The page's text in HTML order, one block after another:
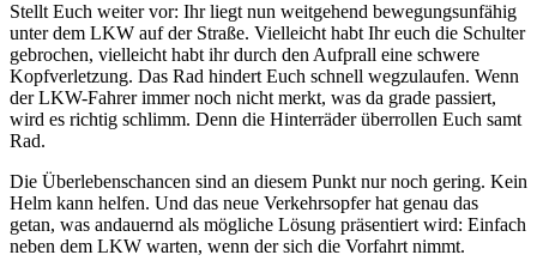
Stellt Euch weiter vor: Ihr liegt nun weitgehend bewegungsunfähig
unter dem LKW auf der Straße. Vielleicht habt Ihr euch die Schulter
gebrochen, vielleicht habt ihr durch den Aufprall eine schwere
Kopfverletzung. Das Rad hindert Euch schnell wegzulaufen. Wenn
der LKW-Fahrer immer noch nicht merkt, was da grade passiert,
wird es richtig schlimm. Denn die Hinterräder überrollen Euch samt
Rad.
Die Überlebenschancen sind an diesem Punkt nur noch gering. Kein
Helm kann helfen. Und das neue Verkehrsopfer hat genau das
getan, was andauernd als mögliche Lösung präsentiert wird: Einfach
neben dem LKW warten, wenn der sich die Vorfahrt nimmt.